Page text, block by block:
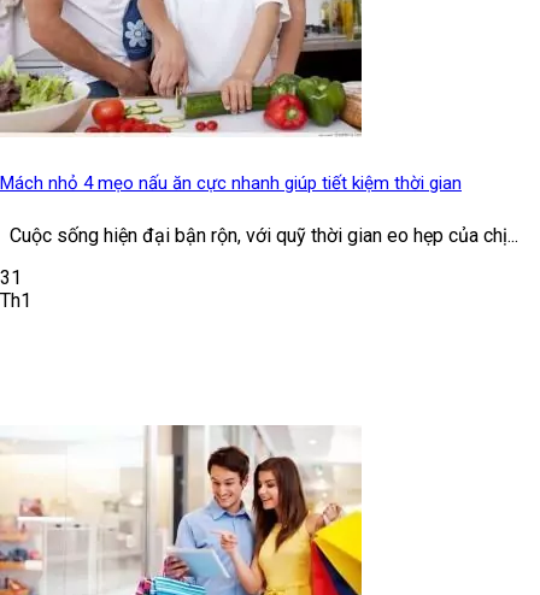
Mách nhỏ 4 mẹo nấu ăn cực nhanh giúp tiết kiệm thời gian
Cuộc sống hiện đại bận rộn, với quỹ thời gian eo hẹp của chị...
31
Th1